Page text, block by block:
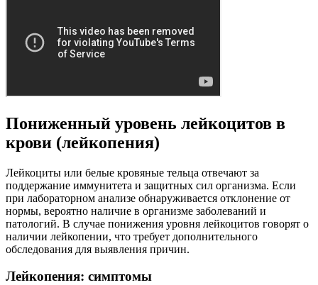
Пониженный уровень лейкоцитов в
крови (лейкопения)
Лейкоциты или белые кровяные тельца отвечают за
поддержание иммунитета и защитных сил организма. Если
при лабораторном анализе обнаруживается отклонение от
нормы, вероятно наличие в организме заболеваний и
патологий. В случае понижения уровня лейкоцитов говорят о
наличии лейкопении, что требует дополнительного
обследования для выявления причин.
Лейкопения: симптомы